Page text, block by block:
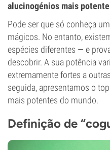
alucinogénios mais
Pode ser que só conheça
mágicos. No entanto,
espécies diferentes — e
descobrir. A sua potência
extremamente fortes a
seguida, apresentamos o
mais potentes do mundo.
Definição de